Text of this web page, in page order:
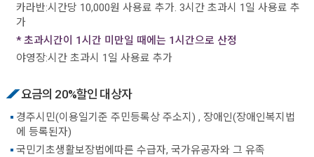
카라반:시간당 10,000원 사용료 추가. 3시간 초과시 1일 사용료 추
가
* 초과시간이 1시간 미만일 때에는 1시간으로 산정
야영장:시간 초과시 1일 사용료 추가
요금의 20%할인 대상자
경주시민(이용일기준 주민등록상 주소지) , 장애인(장애인복지법
에 등록된자)
국민기초생활보장법에따른 수급자, 국가유공자와 그 유족